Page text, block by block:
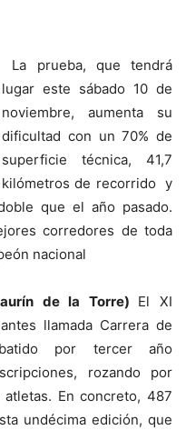
La prueba, que tendrá
lugar este sábado 10 de
noviembre, aumenta su
dificultad con un 70% de
superficie técnica, 41,7
kilómetros de recorrido y
que el año pasado.
corredores de toda
nacional
de la Torre) El XI
llamada Carrera de
por tercer año
rozando por
En concreto, 487
undécima edición, que